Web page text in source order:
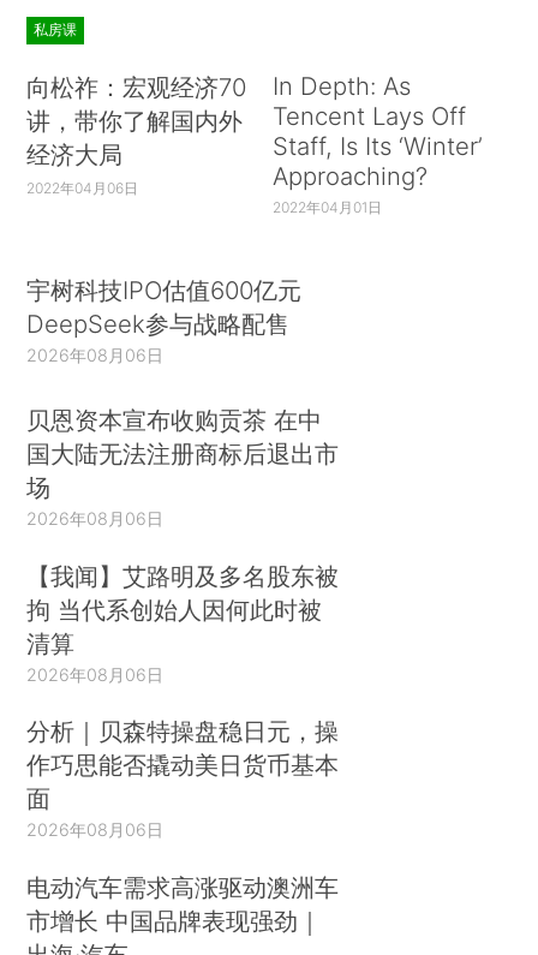
私房课
向松祚：宏观经济70
讲，带你了解国内外
经济大局
2022年04月06日
In Depth: As
Tencent Lays Off
Staff, Is Its ‘Winter’
Approaching?
2022年04月01日
宇树科技IPO估值600亿元
DeepSeek参与战略配售
2026年08月06日
贝恩资本宣布收购贡茶 在中
国大陆无法注册商标后退出市
场
2026年08月06日
【我闻】艾路明及多名股东被
拘 当代系创始人因何此时被
清算
2026年08月06日
分析｜贝森特操盘稳日元，操
作巧思能否撬动美日货币基本
面
2026年08月06日
电动汽车需求高涨驱动澳洲车
市增长 中国品牌表现强劲｜